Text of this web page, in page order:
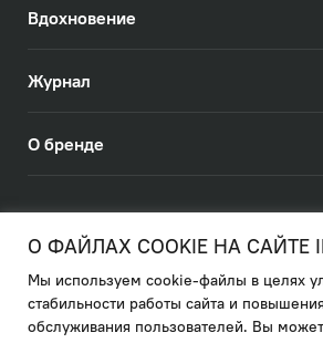
Вдохновение
Журнал
О бренде
Политика в отношении использования
Политика обработки
О ФАЙЛАХ COOKIE НА САЙТЕ
Мы используем cookie-файлы в целях
стабильности работы сайта и
обслуживания пользователей. Вы